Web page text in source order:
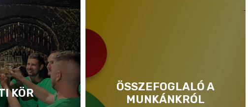
KÖR
ÖSSZEFOGLALÓ A
MUNKÁNKRÓL